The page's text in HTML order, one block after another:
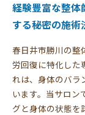
経験豊富な整体
する秘密の施術
春日井市勝川の整
労回復に特化した
れは、身体のバラ
います。当サロン
グと身体の状態を